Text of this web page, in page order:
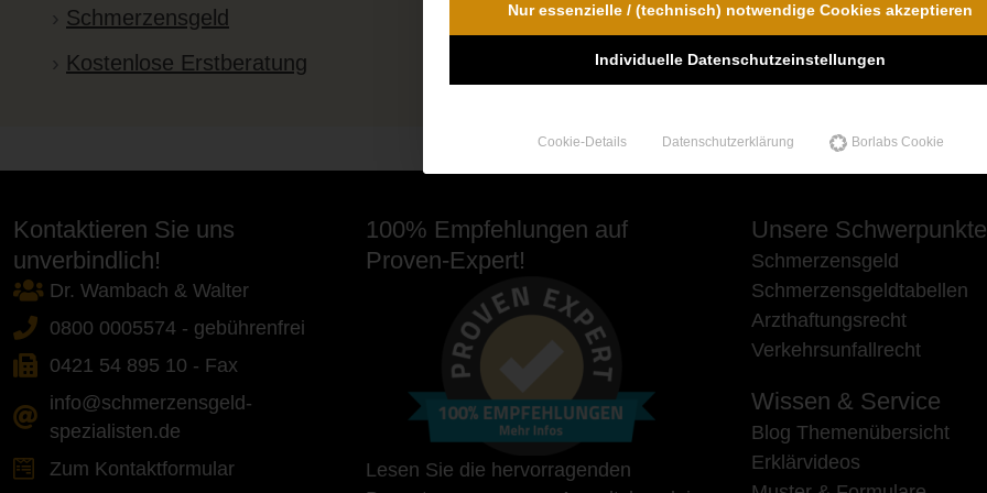
Schmerzensgeld
Kostenlose Erstberatung
Kontaktieren Sie uns
unverbindlich!
Dr. Wambach & Walter
0800 0005574 - gebührenfrei
0421 54 895 10 - Fax
info@schmerzensgeld-
spezialisten.de
Zum Kontaktformular
100% Empfehlungen auf
Proven-Expert!
Lesen Sie die hervorragenden
Unsere Schwerpunkte
Schmerzensgeld
Schmerzensgeldtabellen
Arzthaftungsrecht
Verkehrsunfallrecht
Wissen & Service
Blog Themenübersicht
Erklärvideos
Nur essenzielle / (technisch) notwendige Cookies akzeptieren
Individuelle Datenschutzeinstellungen
Cookie-Details Datenschutzerklärung Borlabs Cookie